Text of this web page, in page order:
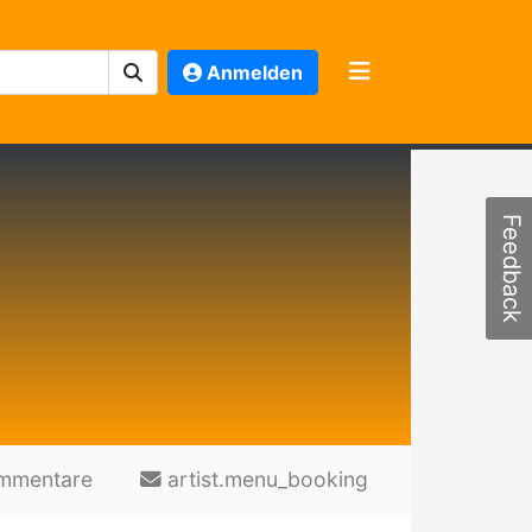
Anmelden
artist.menu_booking
Feedback